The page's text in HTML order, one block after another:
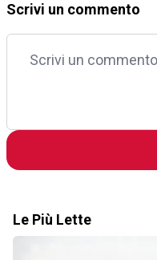
Scrivi un commento
Le Più Lette